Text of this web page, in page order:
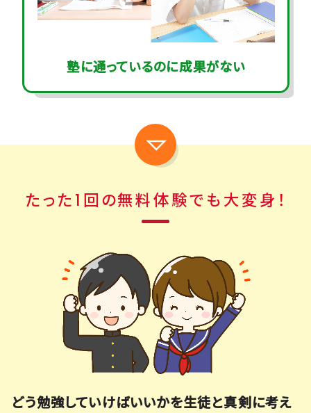
塾に通っているのに成果がない
たった1回の無料体験でも大変身！
どう勉強していけばいいかを生徒と真剣に考え